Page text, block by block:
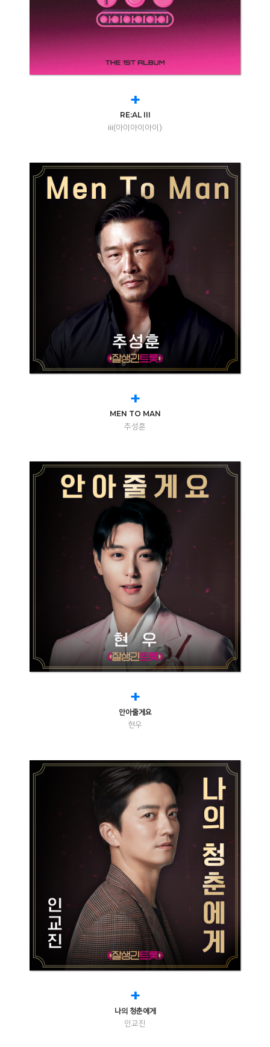
+
RE:AL III
iii(아이아이아이)
+
MEN TO MAN
추성훈
+
안아줄게요
현우
+
나의 청춘에게
인교진